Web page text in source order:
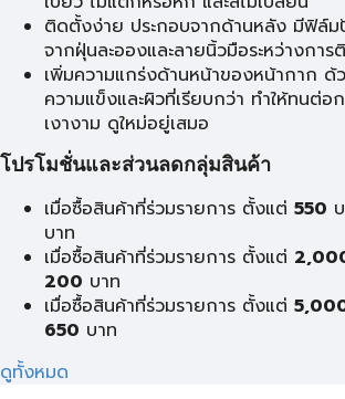
ติดตั้งง่าย ประกอบจากด้านหลัง มีฟิล์
จากฝุ่นละอองและลายนิ้วมือระหว่างกา
เพิ่มความแกร่งด้านหน้าของหน้ากาก ด้
ความแข็งและผิวที่เรียบกว่า ทำให้ทนต่อ
เงางาม ดูใหม่อยู่เสมอ
โปรโมชั่นและส่วนลดกลุ่มสินค้า
เมื่อซื้อสินค้าที่ร่วมรายการ ตั้งแต่ 550
บาท
เมื่อซื้อสินค้าที่ร่วมรายการ ตั้งแต่
200 บาท
เมื่อซื้อสินค้าที่ร่วมรายการ ตั้งแต่
650 บาท
ดูทั้งหมด